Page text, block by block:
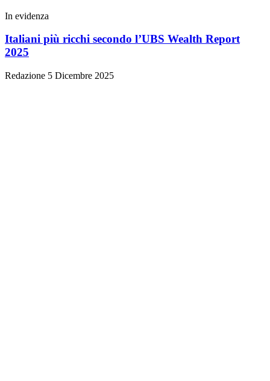
In evidenza
Italiani più ricchi secondo l’UBS Wealth Report
2025
Redazione 5 Dicembre 2025